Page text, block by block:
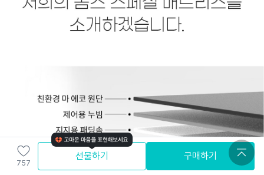
757
선물하기 구매하기